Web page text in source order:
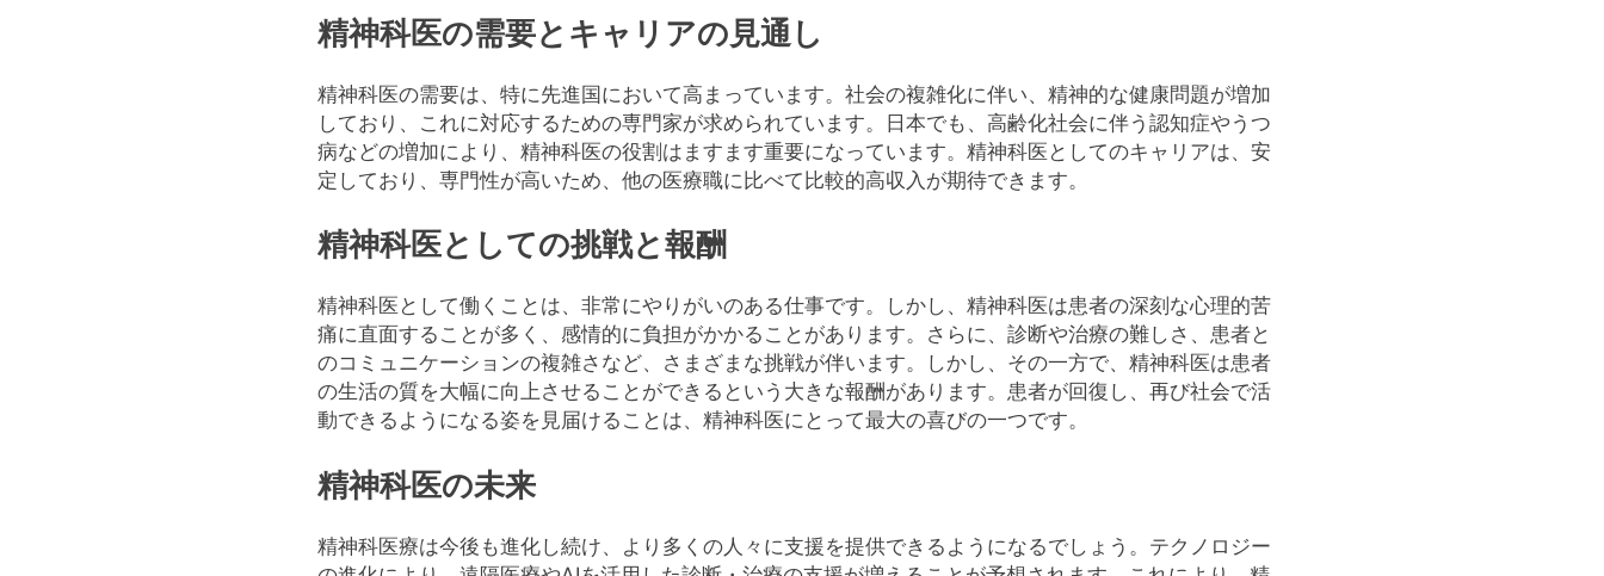
精神科医の需要とキャリアの見通し
精神科医の需要は、特に先進国において高まっています。社会の複雑化に伴い、精神的な健康問題が増加
しており、これに対応するための専門家が求められています。日本でも、高齢化社会に伴う認知症やうつ
病などの増加により、精神科医の役割はますます重要になっています。精神科医としてのキャリアは、安
定しており、専門性が高いため、他の医療職に比べて比較的高収入が期待できます。
精神科医としての挑戦と報酬
精神科医として働くことは、非常にやりがいのある仕事です。しかし、精神科医は患者の深刻な心理的苦
痛に直面することが多く、感情的に負担がかかることがあります。さらに、診断や治療の難しさ、患者と
のコミュニケーションの複雑さなど、さまざまな挑戦が伴います。しかし、その一方で、精神科医は患者
の生活の質を大幅に向上させることができるという大きな報酬があります。患者が回復し、再び社会で活
動できるようになる姿を見届けることは、精神科医にとって最大の喜びの一つです。
精神科医の未来
精神科医療は今後も進化し続け、より多くの人々に支援を提供できるようになるでしょう。テクノロジー